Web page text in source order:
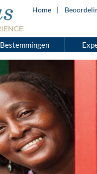
Home
Bestemmingen